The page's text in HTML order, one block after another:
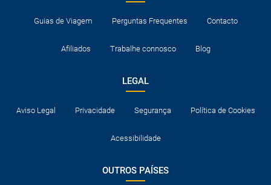
Guias de Viagem Perguntas Frequentes Contacto
Afiliados Trabalhe connosco Blog
LEGAL
Aviso Legal Privacidade Segurança Política de Cookies
Acessibilidade
OUTROS PAÍSES